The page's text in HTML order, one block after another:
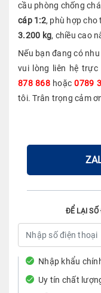
cầu phòng chống
cáp 1:2, phù hợp cho
3.200 kg, chiều cao
Nếu bạn đang có
vui lòng liên hệ trực
878 868hoặc0789
tôi. Trân trọng cảm
ĐỂ LẠI
Nhập khẩu
Uy tín chất